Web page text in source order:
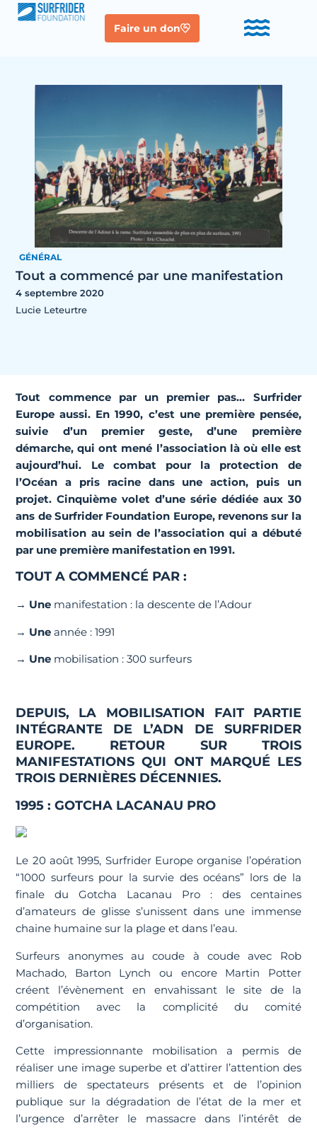
Faire un don
GÉNÉRAL
Tout a commencé par une manifestation
4 septembre 2020
Lucie Leteurtre
Tout commence par un premier pas… Surfrider
Europe aussi. En 1990, c’est une première pensée,
suivie d’un premier geste, d’une première
démarche, qui ont mené l’association là où elle est
aujourd’hui. Le combat pour la protection de
l’Océan a pris racine dans une action, puis un
projet. Cinquième volet d’une série dédiée aux 30
ans de Surfrider Foundation Europe, revenons sur la
mobilisation au sein de l’association qui a débuté
par une première manifestation en 1991.
TOUT A COMMENCÉ PAR :
→ Une manifestation : la descente de l’Adour
→ Uneannée : 1991
→ Une mobilisation : 300 surfeurs
DEPUIS, LA MOBILISATION FAIT PARTIE
INTÉGRANTE DE L’ADN DE SURFRIDER
EUROPE. RETOUR SUR TROIS
MANIFESTATIONS QUI ONT MARQUÉ LES
TROIS DERNIÈRES DÉCENNIES.
1995 : GOTCHA LACANAU PRO
Le 20 août 1995, Surfrider Europe organise l’opération
“1000 surfeurs pour la survie des océans” lors de la
finale du Gotcha Lacanau Pro : des centaines
d’amateurs de glisse s’unissent dans une immense
chaine humaine sur la plage et dans l’eau.
Surfeurs anonymes au coude à coude avec Rob
Machado, Barton Lynch ou encore Martin Potter
créent l’évènement en envahissant le site de la
compétition avec la complicité du comité
d’organisation.
Cette impressionnante mobilisation a permis de
réaliser une image superbe et d’attirer l’attention des
milliers de spectateurs présents et de l’opinion
publique sur la dégradation de l’état de la mer et
l’urgence d’arrêter le massacre dans l’intérêt de